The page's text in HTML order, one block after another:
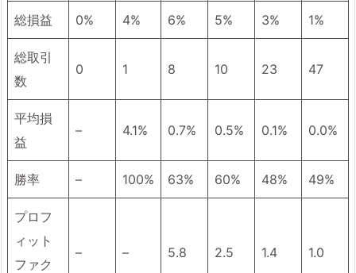
総損益 0% 4% 6% 5% 3% 1%
総取引
数
0 1 8 10 23 47
平均損
益
– 4.1% 0.7% 0.5% 0.1% 0.0%
勝率 – 100% 63% 60% 48% 49%
プロフ
ィット
ファク
– – 5.8 2.5 1.4 1.0